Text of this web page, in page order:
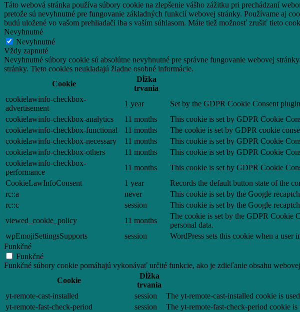
Táto webová stránka používa súbory cookie na zlepšenie vášho zážitku pri prechádzaní
pretože sú nevyhnutné pre fungovanie základných funkcií webovej stránky. Používame aj
budú uložené vo vašom prehliadači iba s vaším súhlasom. Máte tiež možnosť zrušiť tieto
Nevyhnutné
Nevyhnutné
Vždy zapnuté
Nevyhnutné súbory cookie sú absolútne nevyhnutné pre správne fungovanie webovej
stránky. Tieto cookies neukladajú žiadne osobné informácie.
Cookie
Dĺžka
trvania
cookielawinfo-checkbox-
advertisement
1 year
Set by the GDPR Cookie Consent
cookielawinfo-checkbox-analytics
11 months
This cookie is set by GDPR Cookie
cookielawinfo-checkbox-functional
11 months
The cookie is set by GDPR cookie
cookielawinfo-checkbox-necessary
11 months
This cookie is set by GDPR Cookie
cookielawinfo-checkbox-others
11 months
This cookie is set by GDPR Cookie
cookielawinfo-checkbox-
performance
11 months
This cookie is set by GDPR Cookie
CookieLawInfoConsent
1 year
Records the default button state of the
rc::a
never
This cookie is set by the Google
rc::c
session
This cookie is set by the Google
viewed_cookie_policy
11 months
The cookie is set by the GDPR Cookie
personal data.
wpEmojiSettingsSupports
session
WordPress sets this cookie when a user
Funkčné
Funkčné
Funkčné súbory cookie pomáhajú vykonávať určité funkcie, ako je zdieľanie obsahu
Cookie
Dĺžka
trvania
yt-remote-cast-installed
session
The yt-remote-cast-installed cookie is
yt-remote-fast-check-period
session
The yt-remote-fast-check-period cookie is